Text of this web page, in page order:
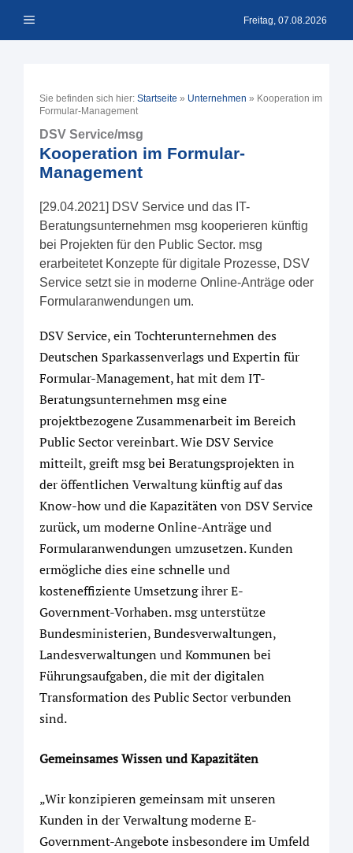
Inhalt Menü Freitag, 07.08.2026
Sie befinden sich hier: Startseite » Unternehmen » Kooperation im
Formular-Management
DSV Service/msg
Kooperation im Formular-
Management
[29.04.2021] DSV Service und das IT-
Beratungsunternehmen msg kooperieren künftig
bei Projekten für den Public Sector. msg
erarbeitetet Konzepte für digitale Prozesse, DSV
Service setzt sie in moderne Online-Anträge oder
Formularanwendungen um.
DSV Service, ein Tochterunternehmen des
Deutschen Sparkassenverlags und Expertin für
Formular-Management, hat mit dem IT-
Beratungsunternehmen msg eine
projektbezogene Zusammenarbeit im Bereich
Public Sector vereinbart. Wie DSV Service
mitteilt, greift msg bei Beratungsprojekten in
der öffentlichen Verwaltung künftig auf das
Know-how und die Kapazitäten von DSV Service
zurück, um moderne Online-Anträge und
Formularanwendungen umzusetzen. Kunden
ermögliche dies eine schnelle und
kosteneffiziente Umsetzung ihrer E-
Government-Vorhaben. msg unterstütze
Bundesministerien, Bundesverwaltungen,
Landesverwaltungen und Kommunen bei
Führungsaufgaben, die mit der digitalen
Transformation des Public Sector verbunden
sind.
Gemeinsames Wissen und Kapazitäten
„Wir konzipieren gemeinsam mit unseren
Kunden in der Verwaltung moderne E-
Government-Angebote insbesondere im Umfeld